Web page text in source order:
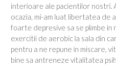
interioare ale pacientilor nostri.
ocazia, mi-am luat libertatea de
foarte depresive sa se plimbe in
exercitii de aerobic la sala din
pentru a ne repune in miscare,
bine sa antreneze vitalitatea